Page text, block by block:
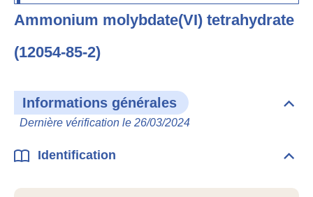
Données
rubrique
Archives
Ammonium molybdate(VI) tetrahydrate
(12054-85-2)
Informations générales
Dernière vérification le 26/03/2024
Identification